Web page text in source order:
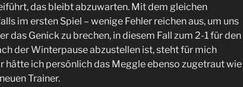
das bleibt abzuwarten. Mit dem gleichen
im ersten Spiel – wenige Fehler reichen aus, um uns
das Genick zu brechen, in diesem Fall zum 2-1 für den
der Winterpause abzustellen ist, steht für mich
hätte ich persönlich das Meggle ebenso zugetraut wie
Trainer.